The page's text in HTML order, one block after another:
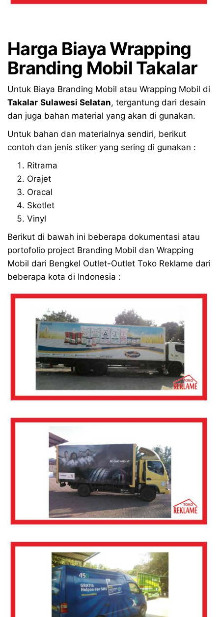
Harga Biaya Wrapping
Branding Mobil Takalar
Untuk Biaya Branding Mobil atau Wrapping Mobil di
Takalar Sulawesi Selatan, tergantung dari desain
dan juga bahan material yang akan di gunakan.
Untuk bahan dan materialnya sendiri, berikut
contoh dan jenis stiker yang sering di gunakan :
Ritrama
Orajet
Oracal
Skotlet
Vinyl
Berikut di bawah ini beberapa dokumentasi atau
portofolio project Branding Mobil dan Wrapping
Mobil dari Bengkel Outlet-Outlet Toko Reklame dari
beberapa kota di Indonesia :